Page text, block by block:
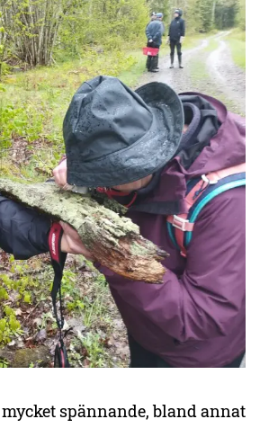
spännande, bland annat